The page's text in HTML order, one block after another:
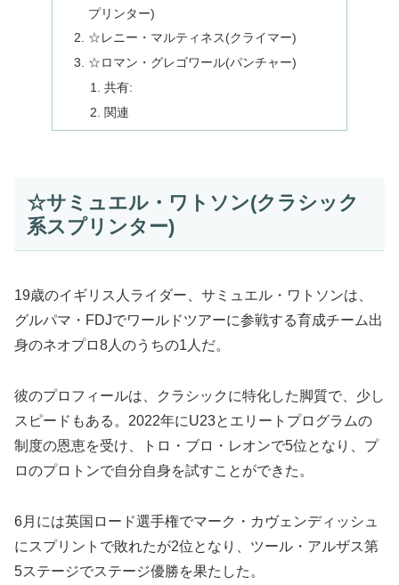
プリンター)
☆レニー・マルティネス(クライマー)
☆ロマン・グレゴワール(パンチャー)
共有:
関連
☆サミュエル・ワトソン(クラシック
系スプリンター)
19歳のイギリス人ライダー、サミュエル・ワトソンは、
グルパマ・FDJでワールドツアーに参戦する育成チーム出
身のネオプロ8人のうちの1人だ。
彼のプロフィールは、クラシックに特化した脚質で、少し
スピードもある。2022年にU23とエリートプログラムの
制度の恩恵を受け、トロ・ブロ・レオンで5位となり、プ
ロのプロトンで自分自身を試すことができた。
6月には英国ロード選手権でマーク・カヴェンディッシュ
にスプリントで敗れたが2位となり、ツール・アルザス第
5ステージでステージ優勝を果たした。